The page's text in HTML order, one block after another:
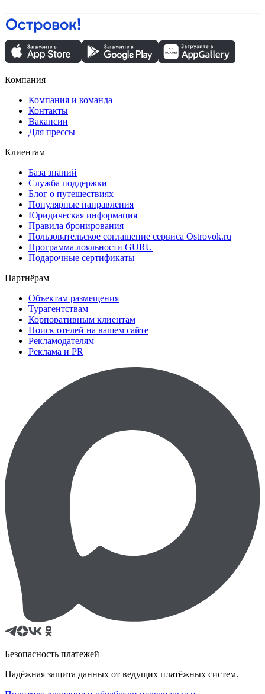
Компания
Компания и команда
Контакты
Вакансии
Для прессы
Клиентам
База знаний
Служба поддержки
Блог о путешествиях
Популярные направления
Юридическая информация
Правила бронирования
Пользовательское соглашение сервиса Ostrovok.ru
Программа лояльности GURU
Подарочные сертификаты
Партнёрам
Объектам размещения
Турагентствам
Корпоративным клиентам
Поиск отелей на вашем сайте
Рекламодателям
Реклама и PR
Безопасность платежей
Надёжная защита данных от ведущих платёжных систем.